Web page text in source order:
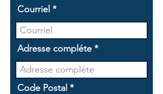
Courriel
Adresse compléte
Code Postal